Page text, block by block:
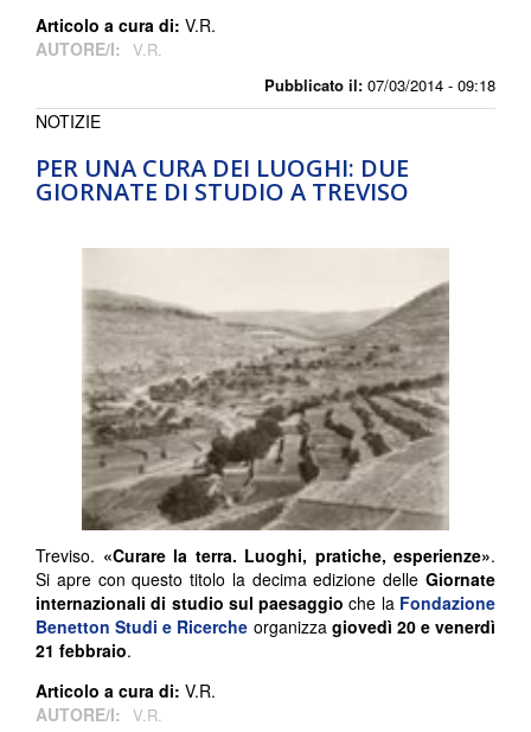
Pubblicato il: 07/03/2014 - 09:18
Articolo a cura di: V.R.
AUTORE/I: V.R.
PER UNA CURA DEI LUOGHI: DUE
GIORNATE DI STUDIO A TREVISO
NOTIZIE
Treviso. «Curare la terra. Luoghi, pratiche, esperienze».
Si apre con questo titolo la decima edizione delle Giornate
internazionali di studio sul paesaggioche la Fondazione
Benetton Studi e Ricerche organizza giovedì 20 e venerdì
21 febbraio.
Articolo a cura di: V.R.
AUTORE/I: V.R.